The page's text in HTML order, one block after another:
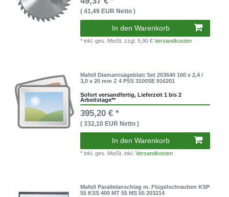
( 41,49 EUR Netto )
In den Warenkorb
* inkl. ges. MwSt.zzgl. 5,90 €Versandkosten
Mafell Diamantsägeblatt Set 203640 160 x 2,4 /
3,0 x 20 mm Z 4 PSS 3100SE 916201
Sofort versandfertig, Lieferzeit 1 bis 2
Arbeitstage**
395,20 € *
( 332,10 EUR Netto )
In den Warenkorb
* inkl. ges. MwSt. inkl.Versandkosten
Mafell Parallelanschlag m. Flügelschrauben KSP
55 KSS 400 MT 55 MS 55 203214